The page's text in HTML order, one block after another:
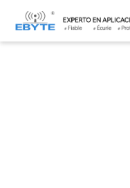
Home > Modem >